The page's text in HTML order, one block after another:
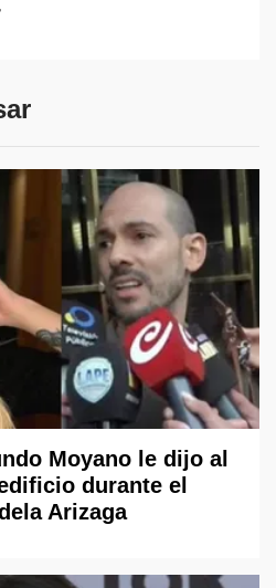
Moyano le dijo al
durante el
Arizaga